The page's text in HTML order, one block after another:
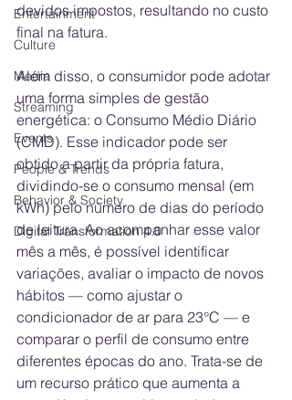
Entertainment
Culture
Media
Streaming
Events
People & Trends
Behavior & Society
Digital Transformation 4.0
devidos impostos, resultando no custo
final na fatura.
Além disso, o consumidor pode adotar
uma forma simples de gestão
energética: o Consumo Médio Diário
(CMD). Esse indicador pode ser
obtido a partir da própria fatura,
dividindo-se o consumo mensal (em
kWh) pelo número de dias do período
de leitura. Ao acompanhar esse valor
mês a mês, é possível identificar
variações, avaliar o impacto de novos
hábitos — como ajustar o
condicionador de ar para 23°C — e
comparar o perfil de consumo entre
diferentes épocas do ano. Trata-se de
um recurso prático que aumenta a